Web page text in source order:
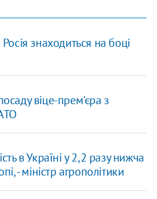
знаходиться на боці
віце-прем'єра з
в Україні у 2,2 разу нижча
- міністр агрополітики